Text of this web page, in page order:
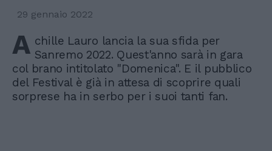
29 gennaio 2022
A chille Lauro lancia la sua sfida per
Sanremo 2022. Quest'anno sarà in gara
col brano intitolato "Domenica". E il pubblico
del Festival è già in attesa di scoprire quali
sorprese ha in serbo per i suoi tanti fan.